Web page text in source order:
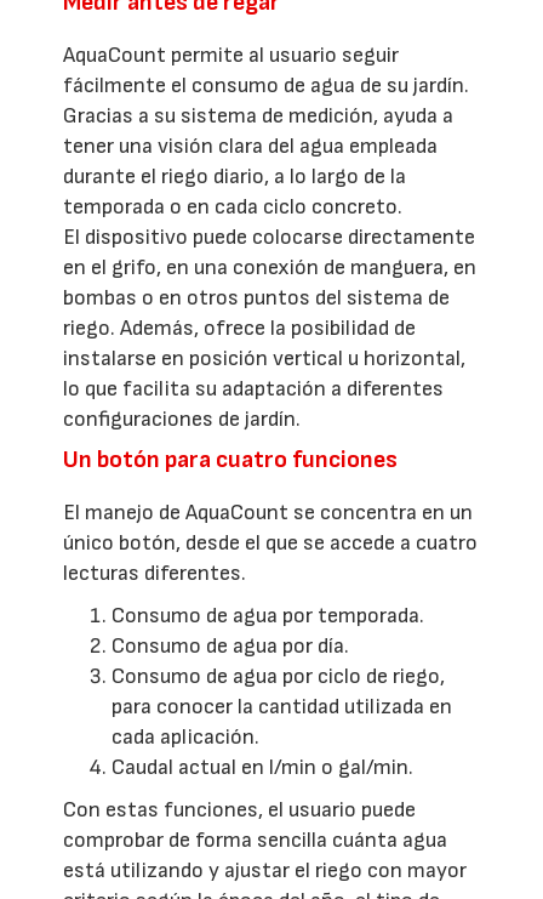
AquaCount permite al usuario seguir
fácilmente el consumo de agua de su jardín.
Gracias a su sistema de medición, ayuda a
tener una visión clara del agua empleada
durante el riego diario, a lo largo de la
temporada o en cada ciclo concreto.
El dispositivo puede colocarse directamente
en el grifo, en una conexión de manguera, en
bombas o en otros puntos del sistema de
riego. Además, ofrece la posibilidad de
instalarse en posición vertical u horizontal,
lo que facilita su adaptación a diferentes
configuraciones de jardín.
Un botón para cuatro funciones
El manejo de AquaCount se concentra en un
único botón, desde el que se accede a cuatro
lecturas diferentes.
Consumo de agua por temporada.
Consumo de agua por día.
Consumo de agua por ciclo de riego,
para conocer la cantidad utilizada en
cada aplicación.
Caudal actual en l/min o gal/min.
Con estas funciones, el usuario puede
comprobar de forma sencilla cuánta agua
está utilizando y ajustar el riego con mayor